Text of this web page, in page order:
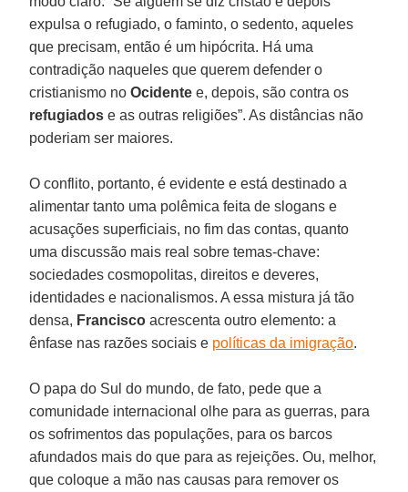
expulsa o refugiado, o faminto, o sedento, aqueles
que precisam, então é um hipócrita. Há uma
contradição naqueles que querem defender o
cristianismo noOcidente e, depois, são contra os
refugiados e as outras religiões”. As distâncias não
poderiam ser maiores.
O conflito, portanto, é evidente e está destinado a
alimentar tanto uma polêmica feita de slogans e
acusações superficiais, no fim das contas, quanto
uma discussão mais real sobre temas-chave:
sociedades cosmopolitas, direitos e deveres,
identidades e nacionalismos. A essa mistura já tão
densa, Francisco acrescenta outro elemento: a
ênfase nas razões sociais e políticas da imigração.
O papa do Sul do mundo, de fato, pede que a
comunidade internacional olhe para as guerras, para
os sofrimentos das populações, para os barcos
afundados mais do que para as rejeições. Ou, melhor,
que coloque a mão nas causas para remover os